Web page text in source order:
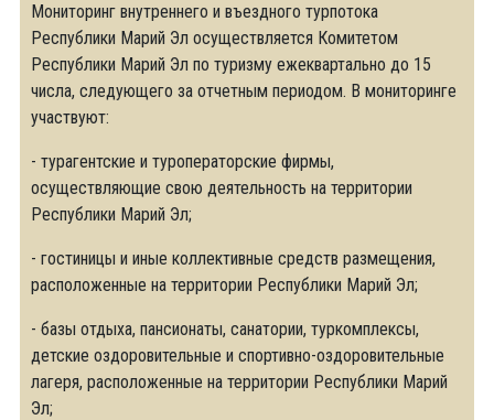
Мониторинг внутреннего и въездного турпотока
Республики Марий Эл осуществляется Комитетом
Республики Марий Эл по туризму ежеквартально до 15
числа, следующего за отчетным периодом. В мониторинге
участвуют:
- турагентские и туроператорские фирмы,
осуществляющие свою деятельность на территории
Республики Марий Эл;
- гостиницы и иные коллективные средств размещения,
расположенные на территории Республики Марий Эл;
- базы отдыха, пансионаты, санатории, туркомплексы,
детские оздоровительные и спортивно-оздоровительные
лагеря, расположенные на территории Республики Марий
Эл;